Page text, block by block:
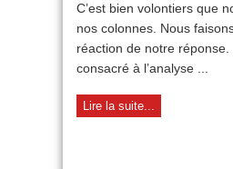
C’est bien volontiers que
nos colonnes. Nous
réaction de notre réponse.
consacré à l’analyse ...
Lire la suite...